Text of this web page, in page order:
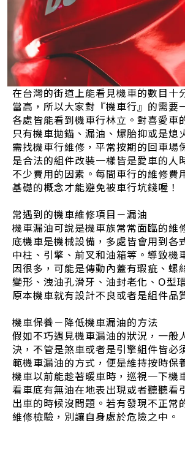
在台灣的街道上能看見機車的數目十
當高，所以大家對『機車行』的需要
各處皆能看到機車行林立。對喜愛車
只有機車拋錨、漏油、爆胎抑或是熄
需找機車行維修，平常按期的回車場
是合法的組件改裝一樣皆是愛車的人
不少費用的因素。每間車行的維修費
基礎的概念才能避免被車行坑錢喔！
常遇到的機車維修項目－漏油
機車漏油可說是機車族常常面臨的維
底機車是機械設備，多處皆會用到各
中柱、引擎、前叉和油箱等。導致機
因很多，可能是傳動內蓋有瑕疵、螺
變形、洩油孔滑牙、油封老化、O型
原本機車就有設計不良或者是組件品
機車保養－降低機車漏油的方法
假如不巧遇見機車漏油的狀況，一般
決，不管是煞車或者是引擎組件皆必
範機車漏油的方式，便是維持按時保
機車以前能趁著暖車時，巡視一下機
看車底有無油在地表出現或者聽聽看
出車的時候沒問題。若有發現不正常
維修檢驗，別讓自身處於危險之中。